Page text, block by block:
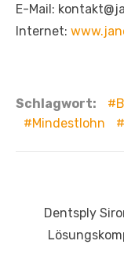
E-Mail:
Internet:
Schlagwort:
Mindestlohn
Vorheriger
Dentsply